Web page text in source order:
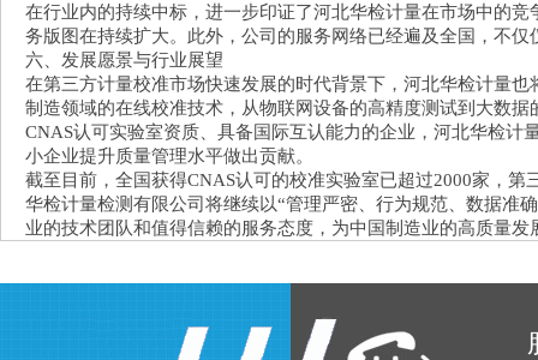
在行业内的持续中标，进一步印证了河北华检计量在市场中的
务版图在持续扩大。此外，公司的服务网络已经遍及全国，不
六、发展愿景与行业展望
在第三方计量校准市场快速发展的时代背景下，河北华检计量
制造领域的在线校准技术，从物联网设备的高精度测试到大数
CNAS认可实验室资质、具备国际互认能力的企业，河北华检
小企业提升质量管理水平做出贡献。
截至目前，全国获得CNAS认可的校准实验室已超过2000家，
华检计量检测有限公司将继续以“管理严密、行为规范、数据准
业的技术团队和值得信赖的服务态度，为中国制造业的高质量